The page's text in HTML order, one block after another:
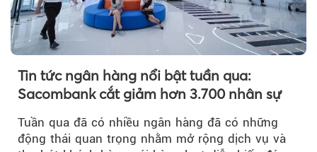
Tin tức ngân hàng nổi bật tuần qua:
Sacombank cắt giảm hơn 3.700 nhân sự
Tuần qua đã có nhiều ngân hàng đã có những
động thái quan trọng nhằm mở rộng dịch vụ và